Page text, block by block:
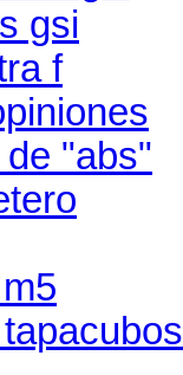
gsi
f
de "abs"